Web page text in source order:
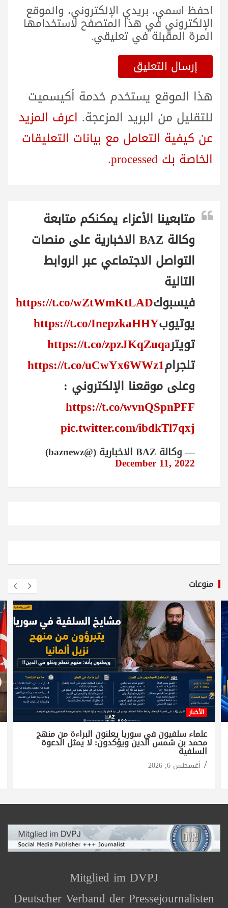
احفظ اسمي، بريدي الإلكتروني، والموقع
الإلكتروني في هذا المتصفح لاستخدامها
المرة المقبلة في تعليقي.
هذا الموقع يستخدم خدمة أكيسميت
للتقليل من البريد المزعجة. اعرف المزيد
عن كيفية التعامل مع بيانات التعليقات
الخاصة بك processed
.
متابعينا الأعزاء يمكنكم متابعة
وكالة BAZ الاخبارية على منصات
التواصل الاجتماعي عبر الروابط
التالية
فيسبوكhttps://t.co/wZtWmKtLAD
يوتيوبhttps://t.co/InepzkaHHY
تويترhttps://t.co/zpzJKqZuqa
تلجرامhttps://t.co/uCwYx6WWz1
وعلى موقعنا الإلكتروني :
https://t.co/wvnQSpnPFF
pic.twitter.com/ibdkTl7qxj
— وكالة BAZ الاخبارية (@baznewz)
December 11, 2022
منوعات
الأخبار
علماء سلفيون في سوريا يعلنون البراءة من منهج
محمد بن شمس الدين ويؤكدون: لا يمثل الدعوة
السلفية
أغسطس 6, 2026
Mitglied im DVPJ
Deutscher Verband der Pressejournalisten